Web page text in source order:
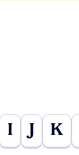
I J K